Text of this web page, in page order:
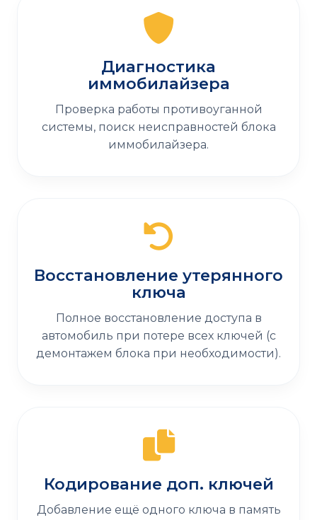
Диагностика
иммобилайзера
Проверка работы противоуганной
системы, поиск неисправностей блока
иммобилайзера.
Восстановление утерянного
ключа
Полное восстановление доступа в
автомобиль при потере всех ключей (с
демонтажем блока при необходимости).
Кодирование доп. ключей
Добавление ещё одного ключа в память